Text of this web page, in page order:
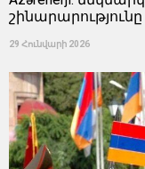
շինարարությունը
29 Հունվարի 2026